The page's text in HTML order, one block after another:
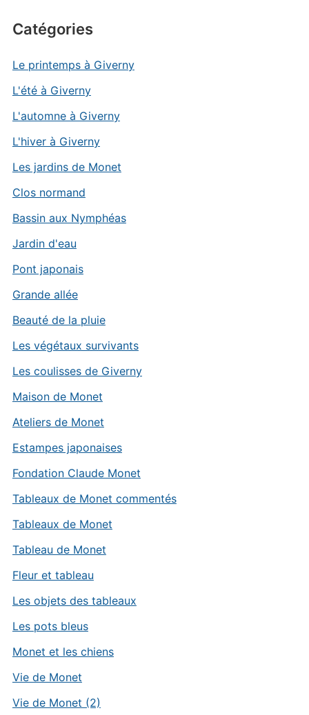
Catégories
Le printemps à Giverny
L'été à Giverny
L'automne à Giverny
L'hiver à Giverny
Les jardins de Monet
Clos normand
Bassin aux Nymphéas
Jardin d'eau
Pont japonais
Grande allée
Beauté de la pluie
Les végétaux survivants
Les coulisses de Giverny
Maison de Monet
Ateliers de Monet
Estampes japonaises
Fondation Claude Monet
Tableaux de Monet commentés
Tableaux de Monet
Tableau de Monet
Fleur et tableau
Les objets des tableaux
Les pots bleus
Monet et les chiens
Vie de Monet
Vie de Monet (2)